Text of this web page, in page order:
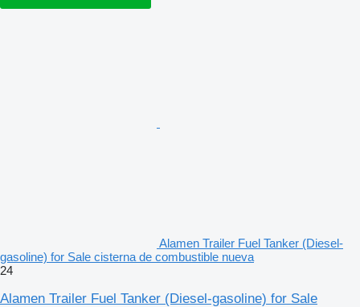
Alamen Trailer Fuel Tanker (Diesel-
gasoline) for Sale cisterna de combustible nueva
24
Alamen Trailer Fuel Tanker (Diesel-gasoline) for Sale